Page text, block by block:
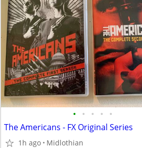
• • • • •
The Americans - FX Original Series
1h ago Midlothian